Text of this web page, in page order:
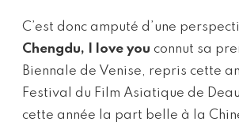
C’est donc amputé d’une
Chengdu, I love you connut sa
Biennale de Venise, repris cette
Festival du Film Asiatique de
cette année la part belle à la